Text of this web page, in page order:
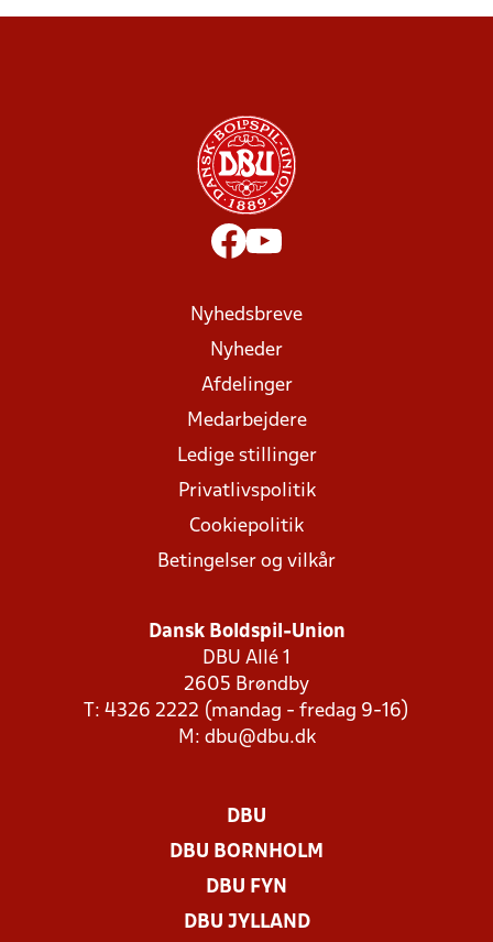
Nyhedsbreve
Nyheder
Afdelinger
Medarbejdere
Ledige stillinger
Privatlivspolitik
Cookiepolitik
Betingelser og vilkår
Dansk Boldspil-Union
DBU Allé 1
2605 Brøndby
T: 4326 2222 (mandag - fredag 9-16)
M: dbu@dbu.dk
DBU
DBU BORNHOLM
DBU FYN
DBU JYLLAND